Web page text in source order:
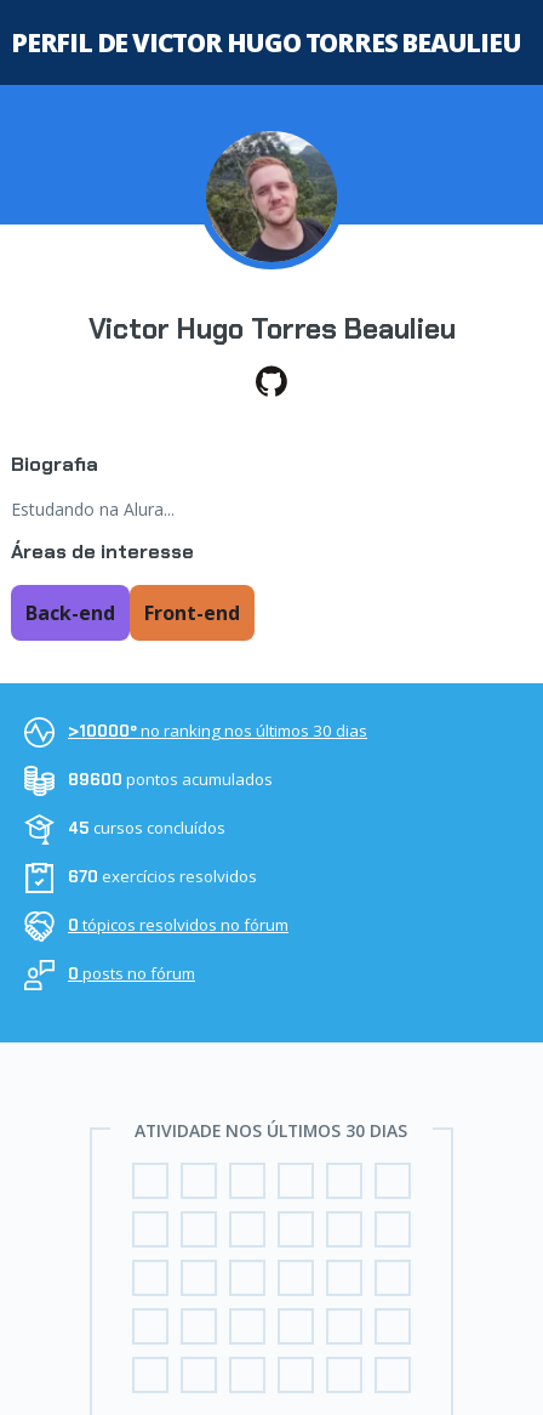
PERFIL DE VICTOR HUGO TORRES BEAULIEU
Victor Hugo Torres Beaulieu
Biografia
Estudando na Alura...
Áreas de interesse
Back-end Front-end
>10000ºno ranking nos últimos 30 dias
89600 pontos acumulados
45 cursos concluídos
670 exercícios resolvidos
0 tópicos resolvidos no fórum
0 posts no fórum
ATIVIDADE NOS ÚLTIMOS 30 DIAS